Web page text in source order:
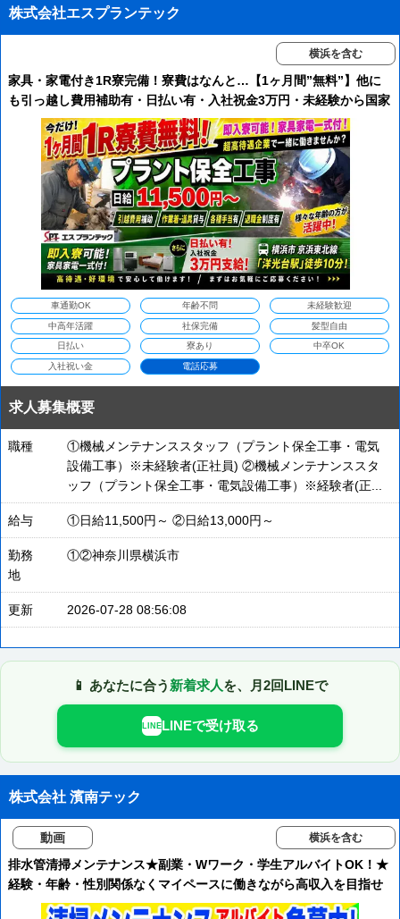
株式会社エスプランテック
横浜を含む
家具・家電付き1R寮完備！寮費はなんと…【1ヶ月間”無料”】他に
も引っ越し費用補助有・日払い有・入社祝金3万円・未経験から国家
資格取得を支援など嬉しい待遇が勢揃いです！電話で一次面接OKで
車通勤OK 年齢不問 未経験歓迎
中高年活躍 社保完備 髪型自由
日払い 寮あり 中卒OK
入社祝い金 電話応募
求人募集概要
職種
①機械メンテナンススタッフ（プラント保全工事・電気
設備工事）※未経験者(正社員) ②機械メンテナンススタ
ッフ（プラント保全工事・電気設備工事）※経験者(正...
給与 ①日給11,500円～ ②日給13,000円～
勤務
地
①②神奈川県横浜市
更新 2026-07-28 08:56:08
📱 あなたに合う 新着求人を、月2回LINEで
LINELINEで受け取る
株式会社 濱南テック
動画 横浜を含む
排水管清掃メンテナンス★副業・Wワーク・学生アルバイトOK！★
経験・年齢・性別関係なくマイペースに働きながら高収入を目指せ
ます！【アルバイト・社員募集中】